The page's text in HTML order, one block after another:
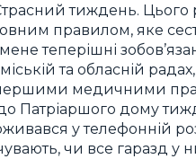
тиждень.
правилом, яке
теперішні
міській та обласній
медичними
Патріаршого дому
у телефонній
чи все гаразд у